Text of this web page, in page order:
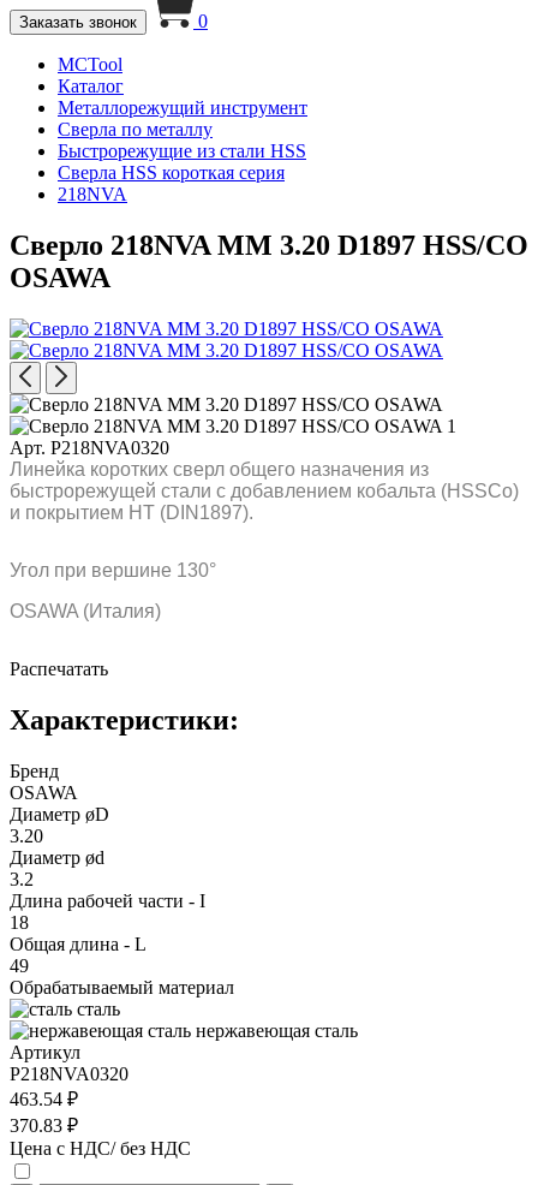
Заказать звонок 0
MCTool
Каталог
Металлорежущий инструмент
Сверла по металлу
Быстрорежущие из стали HSS
Сверла HSS короткая серия
218NVA
Сверло 218NVA MM 3.20 D1897 HSS/CO
OSAWA
Арт. P218NVA0320
Линейка коротких сверл общего назначения из
быстрорежущей стали с добавлением кобальта (HSSCo)
и покрытием HT (DIN1897).
Угол при вершине 130°
OSAWA (Италия)
Распечатать
Характеристики:
Бренд
OSAWA
Диаметр øD
3.20
Диаметр ød
3.2
Длина рабочей части - I
18
Общая длина - L
49
Обрабатываемый материал
сталь
нержавеющая сталь
Артикул
P218NVA0320
463.54 ₽
370.83 ₽
Цена с НДС/ без НДС